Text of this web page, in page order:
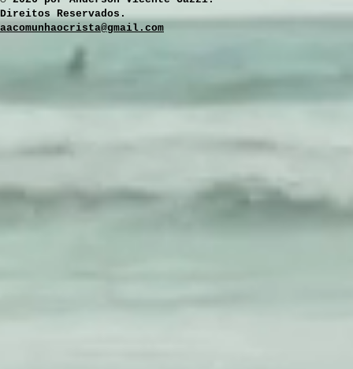
Direitos Reservados.
aacomunhaocrista@gmail.com